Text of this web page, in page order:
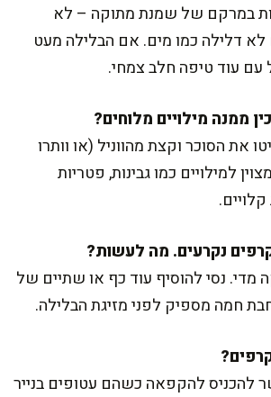
במרקם של שמנת מתוקה – לא
דלילה כמו מים. אם הבלילה מעט
עוד טיפה חלב צמחי.
את הסוכר וקצת מהווניל (או וותרו
למילויים כמו גבינות, פטריות
מדי. נסי להוסיף עוד כף או שתיים של
חמה מספיק לפני מזיגת הבלילה.
להכניס להקפאה כשהם עטופים בנייר